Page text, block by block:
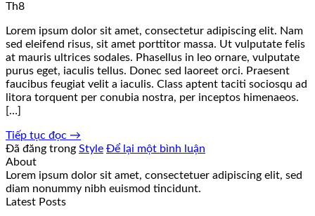
Th8
Lorem ipsum dolor sit amet, consectetur adipiscing elit. Nam
sed eleifend risus, sit amet porttitor massa. Ut vulputate felis
at mauris ultrices sodales. Phasellus in leo ornare, vulputate
purus eget, iaculis tellus. Donec sed laoreet orci. Praesent
faucibus feugiat velit a iaculis. Class aptent taciti sociosqu ad
litora torquent per conubia nostra, per inceptos himenaeos.
[…]
Tiếp tục đọc →
Đã đăng trong Style Để lại một bình luận
About
Lorem ipsum dolor sit amet, consectetuer adipiscing elit, sed
diam nonummy nibh euismod tincidunt.
Latest Posts